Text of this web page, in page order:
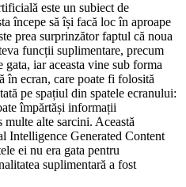
este un subiect de
începe să își facă loc în aproape
prea surprinzător faptul că noua
funcții suplimentare, precum
iar aceasta vine sub forma
în ecran, care poate fi folosită
pe spațiul din spatele ecranului:
împărtăși informații
multe alte sarcini. Această
Intelligence Generated Content
ei nu era gata pentru
suplimentară a fost